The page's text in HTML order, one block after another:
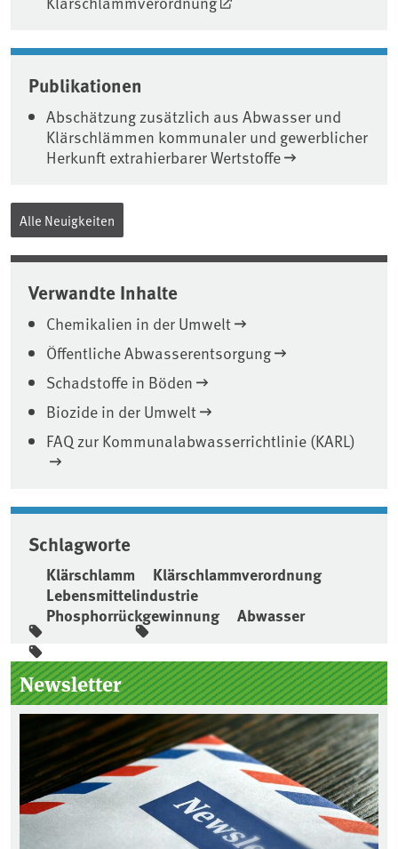
Publikationen
Abschätzung zusätzlich aus Abwasser und
Klärschlämmen kommunaler und gewerblicher
Herkunft extrahierbarer Wertstoffe
Alle Neuigkeiten
Verwandte Inhalte
Chemikalien in der Umwelt
Öffentliche Abwasserentsorgung
Schadstoffe in Böden
Biozide in der Umwelt
FAQ zur Kommunalabwasserrichtlinie (KARL)
Schlagworte
Klärschlamm
Klärschlammverordnung
Lebensmittelindustrie
Phosphorrückgewinnung
Abwasser
Seitenleiste
Newsletter